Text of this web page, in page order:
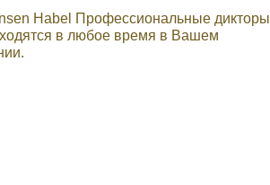
Habel Профессиональные
в любое время в Вашем